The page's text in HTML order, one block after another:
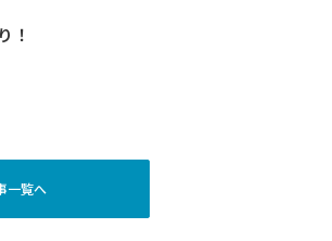
！
一覧へ